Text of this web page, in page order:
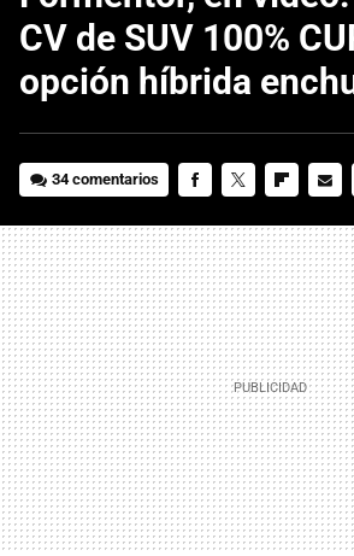
CV de SUV 100%
opción híbrida
34 comentarios
MAIL